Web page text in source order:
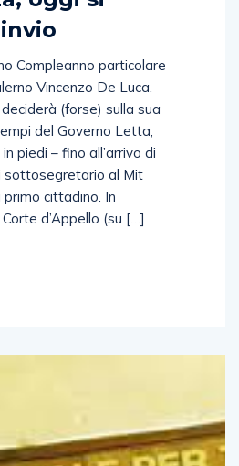
Compleanno particolare
Vincenzo De Luca.
(forse) sulla sua
del Governo Letta,
piedi – fino all’arrivo di
sottosegretario al Mit
cittadino. In
d’Appello (su […]